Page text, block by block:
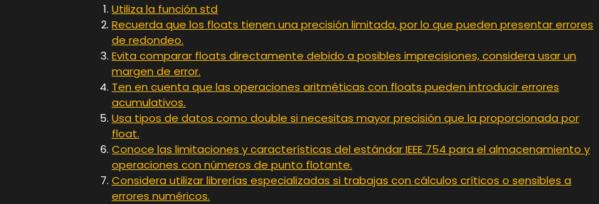
Utiliza la función std
Recuerda que los floats tienen una precisión limitada, por lo que pueden presentar errores
de redondeo.
Evita comparar floats directamente debido a posibles imprecisiones, considera usar un
margen de error.
Ten en cuenta que las operaciones aritméticas con floats pueden introducir errores
acumulativos.
Usa tipos de datos como double si necesitas mayor precisión que la proporcionada por
float.
Conoce las limitaciones y características del estándar IEEE 754 para el almacenamiento y
operaciones con números de punto flotante.
Considera utilizar librerías especializadas si trabajas con cálculos críticos o sensibles a
errores numéricos.